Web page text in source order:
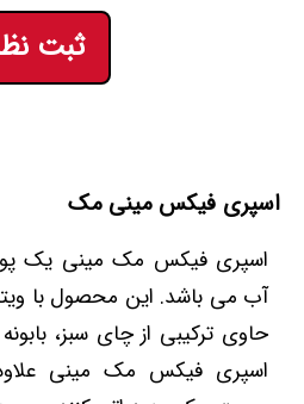
ثبت
اسپری فیکس مینی مک
اسپری فیکس مک مینی یک
آب می باشد. این محصول با
حاوی ترکیبی از چای سبز،
اسپری فیکس مک مینی